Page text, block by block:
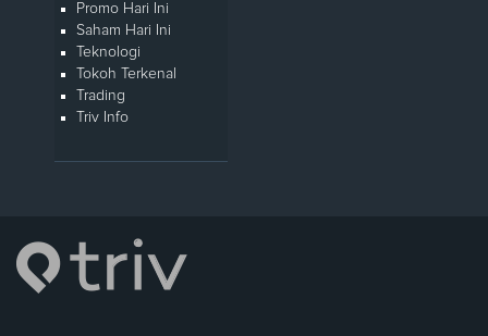
Promo Hari Ini
Saham Hari Ini
Teknologi
Tokoh Terkenal
Trading
Triv Info